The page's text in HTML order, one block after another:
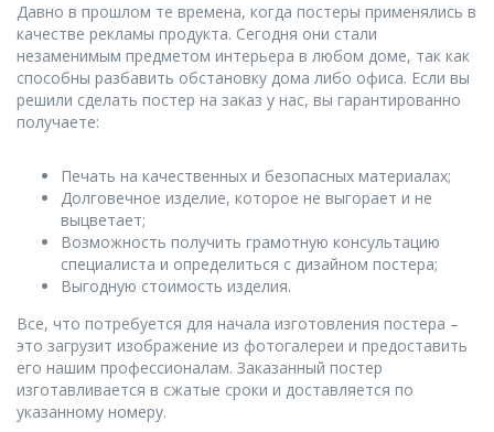
Давно в прошлом те времена, когда постеры применялись в
качестве рекламы продукта. Сегодня они стали
незаменимым предметом интерьера в любом доме, так как
способны разбавить обстановку дома либо офиса. Если вы
решили сделать постер на заказ у нас, вы гарантированно
получаете:
Печать на качественных и безопасных материалах;
Долговечное изделие, которое не выгорает и не
выцветает;
Возможность получить грамотную консультацию
специалиста и определиться с дизайном постера;
Выгодную стоимость изделия.
Все, что потребуется для начала изготовления постера –
это загрузит изображение из фотогалереи и предоставить
его нашим профессионалам. Заказанный постер
изготавливается в сжатые сроки и доставляется по
указанному номеру.